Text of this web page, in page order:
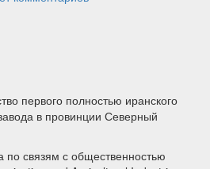
первого полностью иранского
в провинции Северный
по связям с общественностью